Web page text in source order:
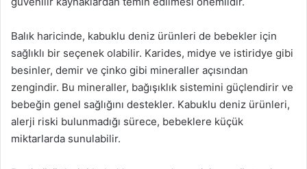
Balık haricinde, kabuklu deniz ürünleri de bebekler için
sağlıklı bir seçenek olabilir. Karides, midye ve istiridye gibi
besinler, demir ve çinko gibi mineraller açısından
zengindir. Bu mineraller, bağışıklık sistemini güçlendirir ve
bebeğin genel sağlığını destekler. Kabuklu deniz ürünleri,
alerji riski bulunmadığı sürece, bebeklere küçük
miktarlarda sunulabilir.